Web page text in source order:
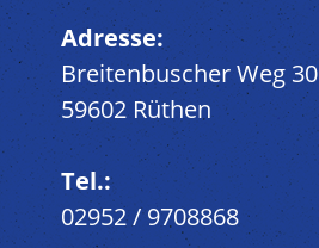
Adresse:
Breitenbuscher Weg 30
59602 Rüthen
Tel.:
02952 / 9708868